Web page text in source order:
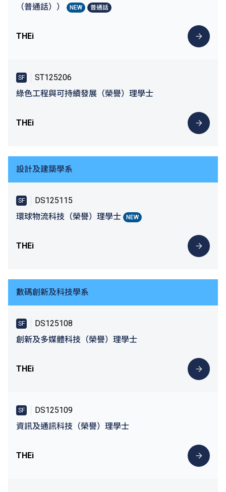
（普通話））
NEW 普通話
THEi
SF
ST125206
綠色工程與可持續發展（榮譽）理學士
THEi
設計及建築學系
SF
DS125115
環球物流科技（榮譽）理學士
NEW
THEi
數碼創新及科技學系
SF
DS125108
創新及多媒體科技（榮譽）理學士
THEi
SF
DS125109
資訊及通訊科技（榮譽）理學士
THEi